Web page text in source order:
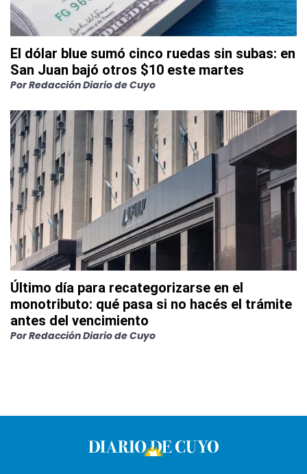
El dólar blue sumó cinco ruedas sin subas: en
San Juan bajó otros $10 este martes
PorRedacción Diario de Cuyo
Último día para recategorizarse en el
monotributo: qué pasa si no hacés el trámite
antes del vencimiento
PorRedacción Diario de Cuyo